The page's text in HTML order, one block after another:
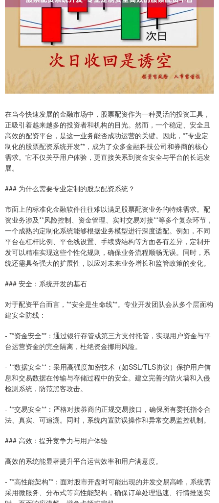
在当今快速发展的金融市场中，股票配资作为一种灵活的投资工具，
正吸引着越来越多的投资者和机构的目光。然而，一个稳定、安全且
高效的配资平台，是这一业务能否成功运营的关键。因此，**专业定
制化的股票配资系统开发**，成为了众多金融科技公司和券商的核心
需求。它不仅关乎用户体验，更直接关系到资金安全与平台的长远发
展。
### 为什么需要专业定制的股票配资系统？
市面上的标准化金融软件往往难以满足股票配资业务的特殊需求。配
资业务涉及**风险控制、资金管理、实时交易对接**等多个复杂环节，
一个成熟的定制化系统能够根据业务模型进行深度适配。例如，不同
平台在杠杆比例、平仓线设置、手续费结构等方面各有差异，定制开
发可以精准实现这些个性化规则，确保业务流程顺畅无误。同时，系
统还需具备强大的扩展性，以应对未来业务增长和监管政策的变化。
### 安全：系统开发的基石
对于配资平台而言，**安全是生命线**。专业开发团队会从多个层面构
建安全防线：
- **资金安全**：通过银行存管或第三方支付托管，实现用户资金与平
台运营资金的完全隔离，杜绝资金挪用风险。
- **数据安全**：采用高强度加密技术（如SSL/TLS协议）保护用户信
息和交易数据在传输与存储过程中的安全。建立完善的防火墙和入侵
检测系统，防范黑客攻击。
- **交易安全**：严格对接券商的正规交易接口，确保所有委托指令合
法、真实、可追溯。同时，系统内置防误操作和异常交易监控机制。
### 高效：提升竞争力与用户体验
高效的系统能显著提升平台运营效率和用户满意度。
- **高性能架构**：面对股市开盘时可能出现的并发交易高峰，系统需
采用微服务、分布式等高性能架构，确保订单处理迅速、行情推送实